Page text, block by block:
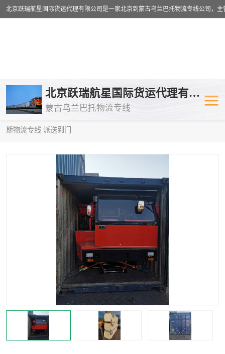
北京跃瑞航星国际货运代理有限公司
蒙古乌兰巴托物流专线
斯物流专线 派送到门
乌兰巴托物流专线 乌兰巴托铁
乌兰巴托公路运输
中欧班列
蒙古乌兰巴托双清包税
蒙古乌兰巴托空运专线
蒙古乌兰巴托汽运专线
中亚铁路运输